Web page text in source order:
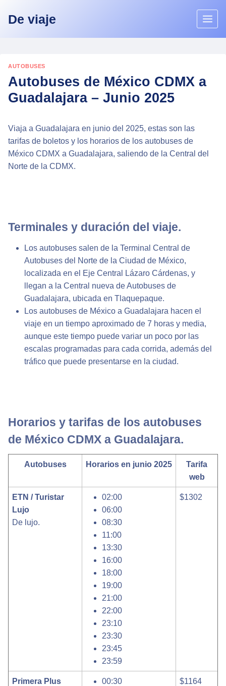
De viaje
AUTOBUSES
Autobuses de México CDMX a
Guadalajara – Junio 2025
Viaja a Guadalajara en junio del 2025, estas son las
tarifas de boletos y los horarios de los autobuses de
México CDMX a Guadalajara, saliendo de la Central del
Norte de la CDMX.
Terminales y duración del viaje.
Los autobuses salen de la Terminal Central de
Autobuses del Norte de la Ciudad de México,
localizada en el Eje Central Lázaro Cárdenas, y
llegan a la Central nueva de Autobuses de
Guadalajara, ubicada en Tlaquepaque.
Los autobuses de México a Guadalajara hacen el
viaje en un tiempo aproximado de 7 horas y media,
aunque este tiempo puede variar un poco por las
escalas programadas para cada corrida, además del
tráfico que puede presentarse en la ciudad.
Horarios y tarifas de los autobuses
de México CDMX a Guadalajara.
Autobuses Horarios en junio 2025
Tarifa
web
ETN / Turistar
Lujo
De lujo.
02:00
06:00
08:30
11:00
13:30
16:00
18:00
19:00
21:00
22:00
23:10
23:30
23:45
23:59
$1302
Primera Plus
00:30
$1164